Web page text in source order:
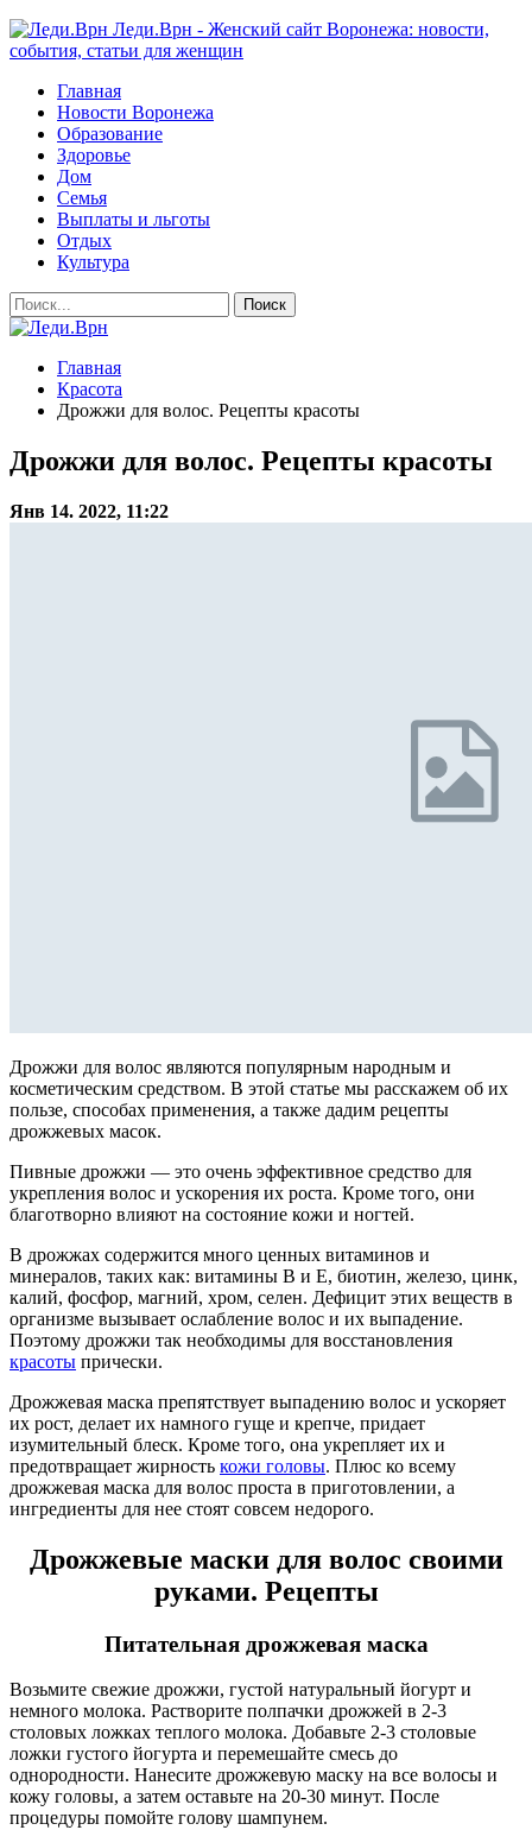
Леди.Врн - Женский сайт Воронежа: новости,
события, статьи для женщин
Главная
Новости Воронежа
Образование
Здоровье
Дом
Семья
Выплаты и льготы
Отдых
Культура
Главная
Красота
Дрожжи для волос. Рецепты красоты
Дрожжи для волос. Рецепты красоты
Янв 14. 2022, 11:22
Дрожжи для волос являются популярным народным и
косметическим средством. В этой статье мы расскажем об их
пользе, способах применения, а также дадим рецепты
дрожжевых масок.
Пивные дрожжи — это очень эффективное средство для
укрепления волос и ускорения их роста. Кроме того, они
благотворно влияют на состояние кожи и ногтей.
В дрожжах содержится много ценных витаминов и
минералов, таких как: витамины В и Е, биотин, железо, цинк,
калий, фосфор, магний, хром, селен. Дефицит этих веществ в
организме вызывает ослабление волос и их выпадение.
Поэтому дрожжи так необходимы для восстановления
красоты прически.
Дрожжевая маска препятствует выпадению волос и ускоряет
их рост, делает их намного гуще и крепче, придает
изумительный блеск. Кроме того, она укрепляет их и
предотвращает жирность кожи головы. Плюс ко всему
дрожжевая маска для волос проста в приготовлении, а
ингредиенты для нее стоят совсем недорого.
Дрожжевые маски для волос своими
руками. Рецепты
Питательная дрожжевая маска
Возьмите свежие дрожжи, густой натуральный йогурт и
немного молока. Растворите полпачки дрожжей в 2-3
столовых ложках теплого молока. Добавьте 2-3 столовые
ложки густого йогурта и перемешайте смесь до
однородности. Нанесите дрожжевую маску на все волосы и
кожу головы, а затем оставьте на 20-30 минут. После
процедуры помойте голову шампунем.